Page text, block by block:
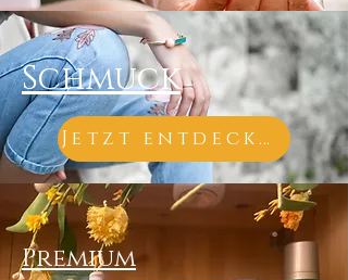
Schmuck
Jetzt entdecken
Premium